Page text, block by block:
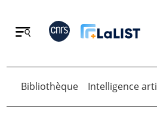
Retour
Retour
Bibliothèque Intelligence